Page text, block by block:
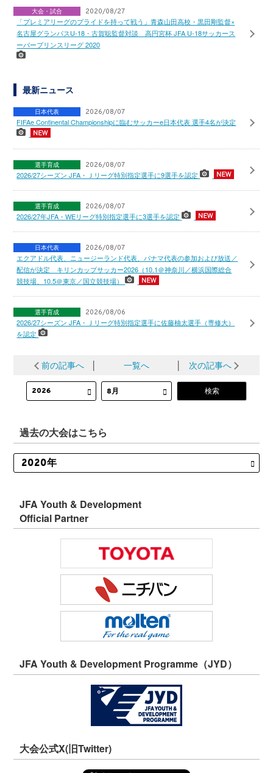
大会・試合 2020/08/27
「プレミアリーグのプライドを持って戦う」青森山田高校・黒田剛監督×
名古屋グランパスU-18・古賀聡監督対談 高円宮杯 JFA U-18サッカース
ーパープリンスリーグ 2020
最新ニュース
日本代表 2026/08/07
FIFAe Continental Championshipに臨むサッカーe日本代表 選手4名が決定
選手育成 2026/08/07
2026/27シーズン JFA・Ｊリーグ特別指定選手に9選手を認定
選手育成 2026/08/07
2026/27年JFA・WEリーグ特別指定選手に3選手を認定
日本代表 2026/08/07
エクアドル代表、ニュージーランド代表、パナマ代表の参加および放送／
配信が決定 キリンカップサッカー2026（10.1＠神奈川／横浜国際総合
競技場、10.5＠東京／国立競技場）
選手育成 2026/08/06
2026/27シーズン JFA・Ｊリーグ特別指定選手に佐藤柚太選手（専修大）
を認定
前の記事へ 一覧へ 次の記事へ
過去の大会はこちら
JFA Youth & Development
Official Partner
JFA Youth & Development Programme（JYD）
大会公式X(旧Twitter)